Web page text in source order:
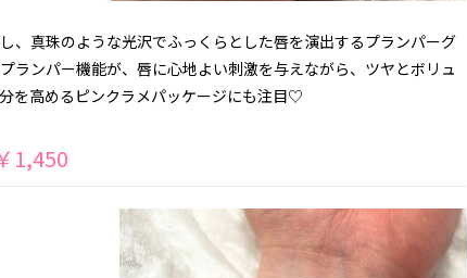
、真珠のような光沢でふっくらとした唇を演出するプランパーグ
ランパー機能が、唇に心地よい刺激を与えながら、ツヤとボリュ
を高めるピンクラメパッケージにも注目♡
1,450